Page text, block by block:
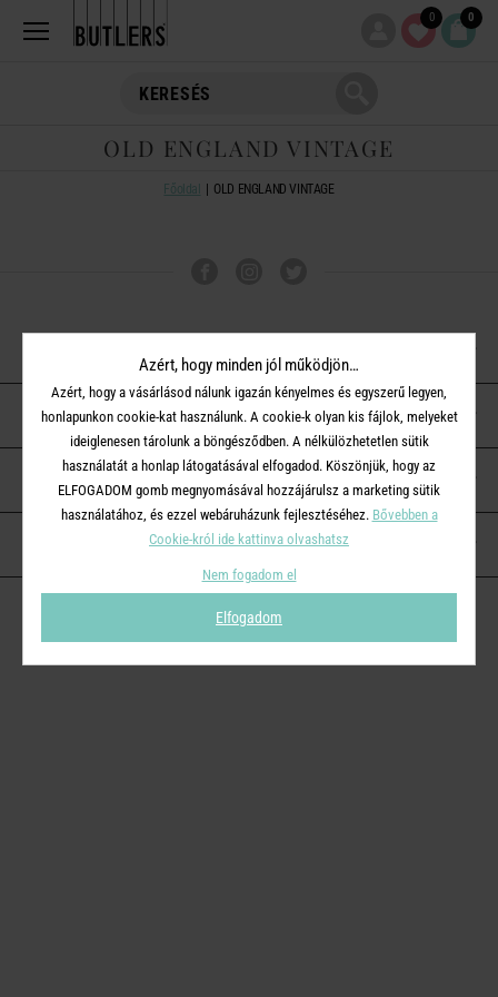
0 0
OLD ENGLAND VINTAGE
Főoldal OLD ENGLAND VINTAGE
ÜGYFÉLSZOLGÁLAT
A BUTLERS-RŐL
KAPCSOLAT
Azért, hogy minden jól működjön…
Azért, hogy a vásárlásod nálunk igazán kényelmes és egyszerű legyen,
honlapunkon cookie-kat használunk. A cookie-k olyan kis fájlok, melyeket
ideiglenesen tárolunk a böngésződben. A nélkülözhetetlen sütik
használatát a honlap látogatásával elfogadod. Köszönjük, hogy az
ELFOGADOM gomb megnyomásával hozzájárulsz a marketing sütik
használatához, és ezzel webáruházunk fejlesztéséhez. Bővebben a
Cookie-król ide kattinva olvashatsz
Nem fogadom el
Elfogadom